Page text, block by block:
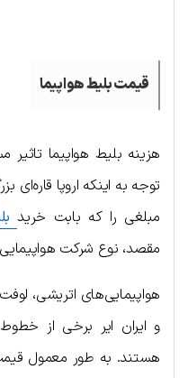
قیمت بلیط هواپیما
هزینه بلیط هواپیما تاثیر
توجه به اینکه اروپا
مبلغی را که بابت خرید
مقصد، نوع شرکت
هواپیمایی‌های اتریشی،
و ایران ایر برخی از
هستند. به طور معمول قیمت